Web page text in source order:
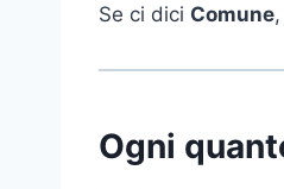
Se ci dici Comune,
Ogni